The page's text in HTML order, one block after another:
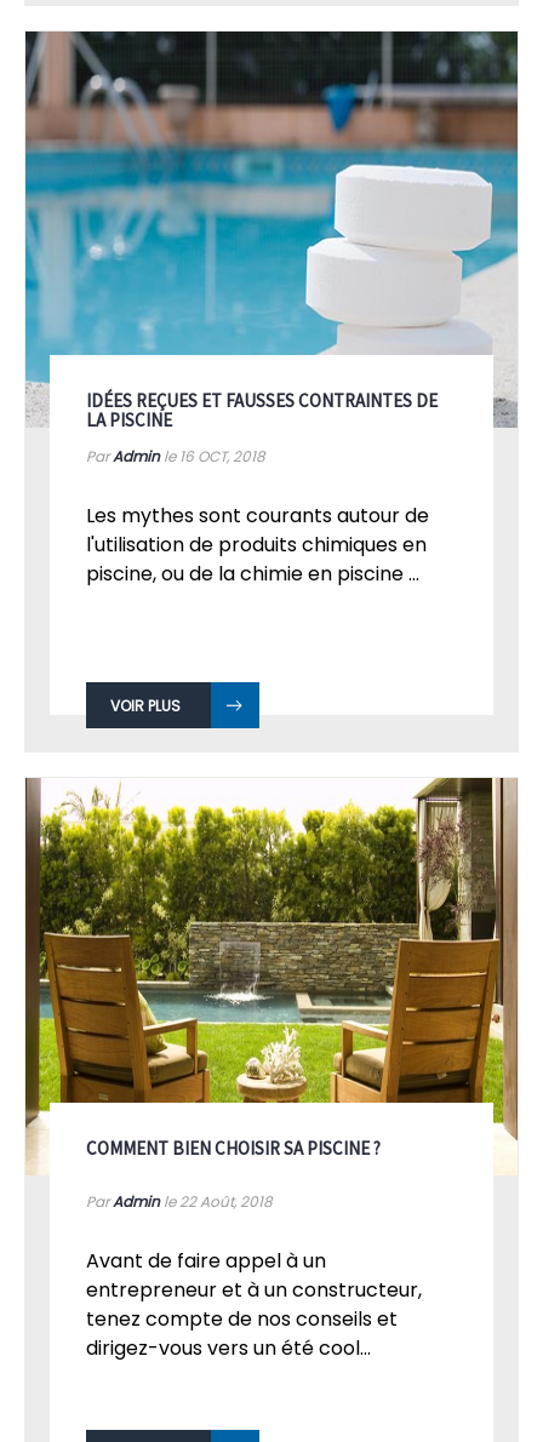
IDÉES REÇUES ET FAUSSES CONTRAINTES DE
LA PISCINE
ParAdminle 16 OCT, 2018
Les mythes sont courants autour de
l'utilisation de produits chimiques en
piscine, ou de la chimie en piscine ...
VOIR PLUS
COMMENT BIEN CHOISIR SA PISCINE ?
ParAdminle 22Août, 2018
Avant de faire appel à un
entrepreneur et à un constructeur,
tenez compte de nos conseils et
dirigez-vous vers un été cool...